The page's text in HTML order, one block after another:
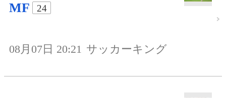
MF
24
08月07日 20:21 サッカーキング